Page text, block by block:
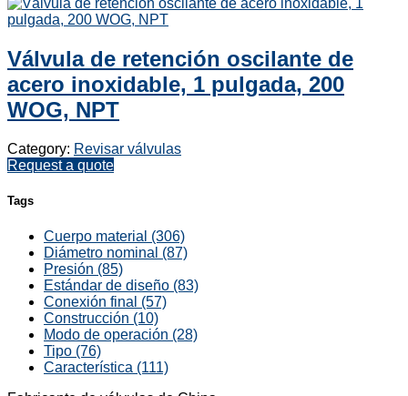
Válvula de retención oscilante de
acero inoxidable, 1 pulgada, 200
WOG, NPT
Category: Revisar válvulas
Request a quote
Tags
Cuerpo material (306)
Diámetro nominal (87)
Presión (85)
Estándar de diseño (83)
Conexión final (57)
Construcción (10)
Modo de operación (28)
Tipo (76)
Característica (111)